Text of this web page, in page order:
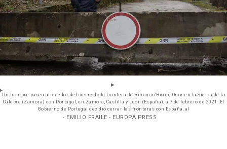
Un hombre pasea alrededor del cierre de la frontera de Rihonor/Rio de Onor en la Sierra de la
Culebra (Zamora) con Portugal, en Zamora, Castilla y León (España), a 7 de febrero de 2021. El
Gobierno de Portugal decidió cerrar las fronteras con España, al
- EMILIO FRAILE - EUROPA PRESS